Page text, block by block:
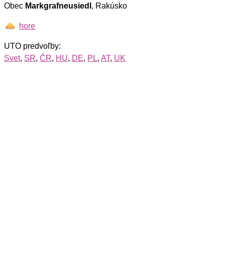
Obec Markgrafneusiedl , Rakúsko
hore
UTO predvoľby:
Svet, SR, ČR, HU, DE, PL, AT, UK